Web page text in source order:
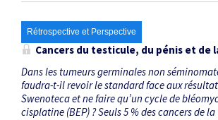
Rétrospective et Perspective
Cancers du testicule, du pénis et de
Dans les tumeurs germinales non
faudra-t-il revoir le standard face aux
Swenoteca et ne faire qu’un cycle de
cisplatine (BEP) ? Seuls 5 % des cancers de